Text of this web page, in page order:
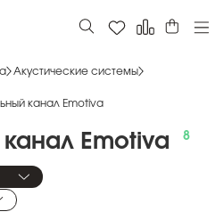
Акустические системы
канал Emotiva
канал Emotiva